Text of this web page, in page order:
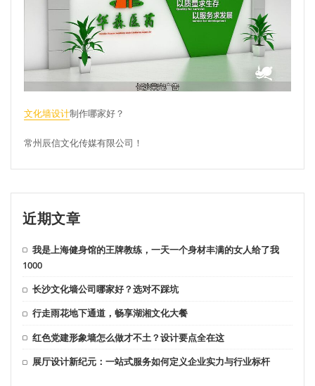
文化墙设计制作哪家好？
常州辰信文化传媒有限公司！
近期文章
我是上海健身馆的王牌教练，一天一个身材丰满的女人给了我
1000
长沙文化墙公司哪家好？选对不踩坑
行走雨花地下通道，畅享湖湘文化大餐
红色党建形象墙怎么做才不土？设计要点全在这
展厅设计新纪元：一站式服务如何定义企业实力与行业标杆